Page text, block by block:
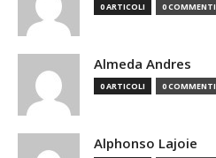
0 ARTICOLI 0 COMMENTI
Almeda Andres
0 ARTICOLI 0 COMMENTI
Alphonso Lajoie